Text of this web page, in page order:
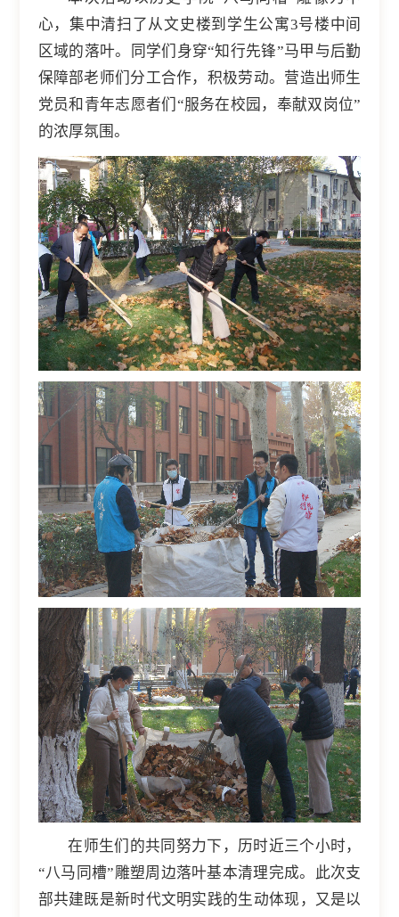
心，集中清扫了从文史楼到学生公寓3号楼中间
区域的落叶。同学们身穿“知行先锋”马甲与后勤
保障部老师们分工合作，积极劳动。营造出师生
党员和青年志愿者们“服务在校园，奉献双岗位”
的浓厚氛围。
在师生们的共同努力下，历时近三个小时，
“八马同槽”雕塑周边落叶基本清理完成。此次支
部共建既是新时代文明实践的生动体现，又是以